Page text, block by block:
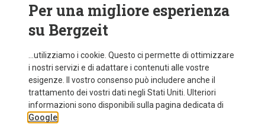
Risparmi 15%
Per una migliore esperienza
su Bergzeit
...utilizziamo i cookie. Questo ci permette di ottimizzare
i nostri servizi e di adattare i contenuti alle vostre
esigenze. Il vostro consenso può includere anche il
trattamento dei vostri dati negli Stati Uniti. Ulteriori
informazioni sono disponibili sulla pagina dedicata di
Google